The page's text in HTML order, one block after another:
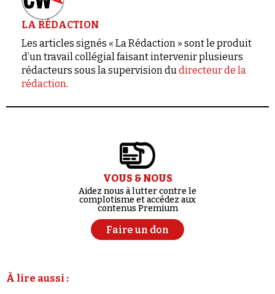
LA RÉDACTION
Les articles signés « La Rédaction » sont le produit
d’un travail collégial faisant intervenir plusieurs
rédacteurs sous la supervision dudirecteur de la
rédaction.
VOUS & NOUS
Aidez nous à lutter contre le
complotisme et accédez aux
contenus Premium
Faire un don
À lire aussi :